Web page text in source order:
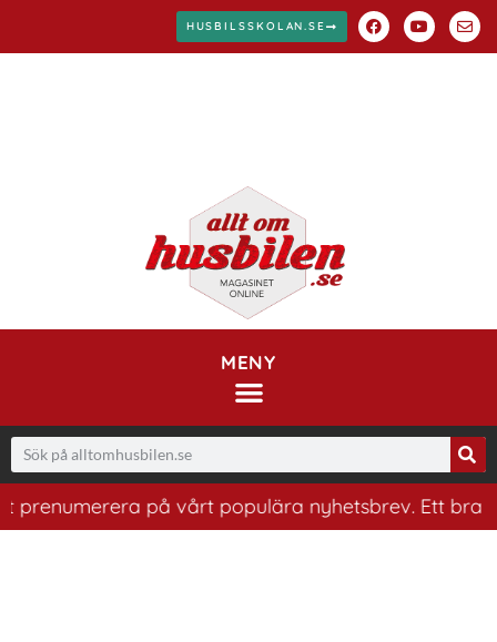
HUSBILSSKOLAN.SE
MENY
på vårt populära nyhetsbrev. Ett bra sätt